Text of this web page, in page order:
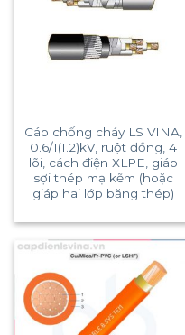
Cáp chống cháy LS VINA,
0.6/1(1.2)kV, ruột đồng, 4
lõi, cách điện XLPE, giáp
sợi thép mạ kẽm (hoặc
giáp hai lớp băng thép)